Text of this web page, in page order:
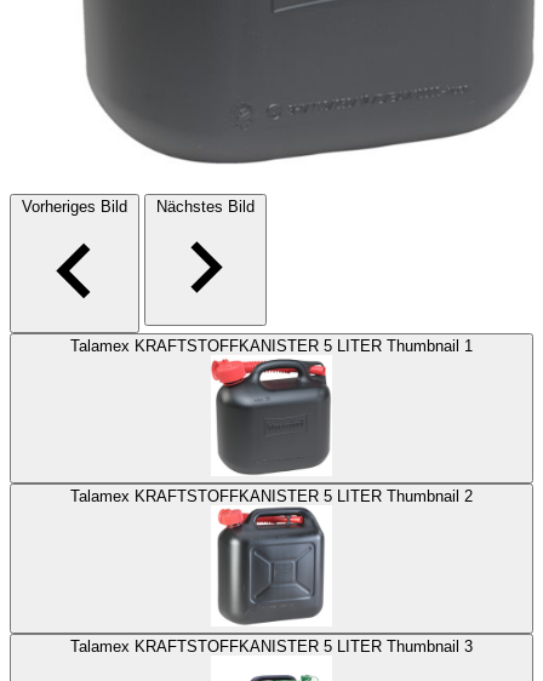
Vorheriges Bild Nächstes Bild
Talamex KRAFTSTOFFKANISTER 5 LITER Thumbnail 1
Talamex KRAFTSTOFFKANISTER 5 LITER Thumbnail 2
Talamex KRAFTSTOFFKANISTER 5 LITER Thumbnail 3